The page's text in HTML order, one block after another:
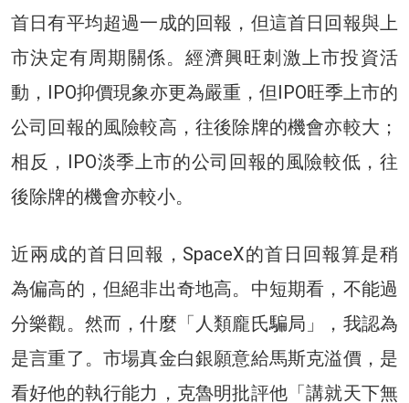
首日有平均超過一成的回報，但這首日回報與上
市決定有周期關係。經濟興旺刺激上市投資活
動，IPO抑價現象亦更為嚴重，但IPO旺季上市的
公司回報的風險較高，往後除牌的機會亦較大；
相反，IPO淡季上市的公司回報的風險較低，往
後除牌的機會亦較小。
近兩成的首日回報，SpaceX的首日回報算是稍
為偏高的，但絕非出奇地高。中短期看，不能過
分樂觀。然而，什麼「人類龐氏騙局」，我認為
是言重了。市場真金白銀願意給馬斯克溢價，是
看好他的執行能力，克魯明批評他「講就天下無